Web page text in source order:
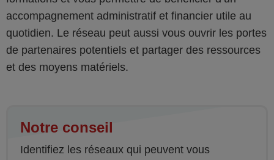
accompagnement administratif et financier utile au
quotidien. Le réseau peut aussi vous ouvrir les portes
de partenaires potentiels et partager des ressources
et des moyens matériels.
Notre conseil
Identifiez les réseaux qui peuvent vous